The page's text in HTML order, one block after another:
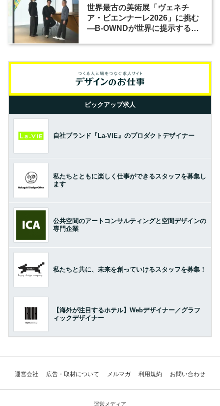
世界最古の美術展「ヴェネチ
ア・ビエンナーレ2026」に挑む
―B-OWNDが世界に提示する美
ピックアップ求人
自社ブランド『La-VIE』のプロダクトデザイナー
私たちとともに楽しく仕事ができるスタッフを募集し
ます
公共空間のアートコンサルティングと空間デザインの
専門企業
私たちと共に、未来を創っていけるスタッフを募集！
【海外が注目するホテル】Webデザイナー／グラフ
ィックデザイナー
運営会社 広告・取材について メルマガ 利用規約 お問い合わせ
運営メディア